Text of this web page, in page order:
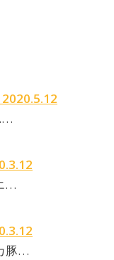
2020.5.12
…
豚…